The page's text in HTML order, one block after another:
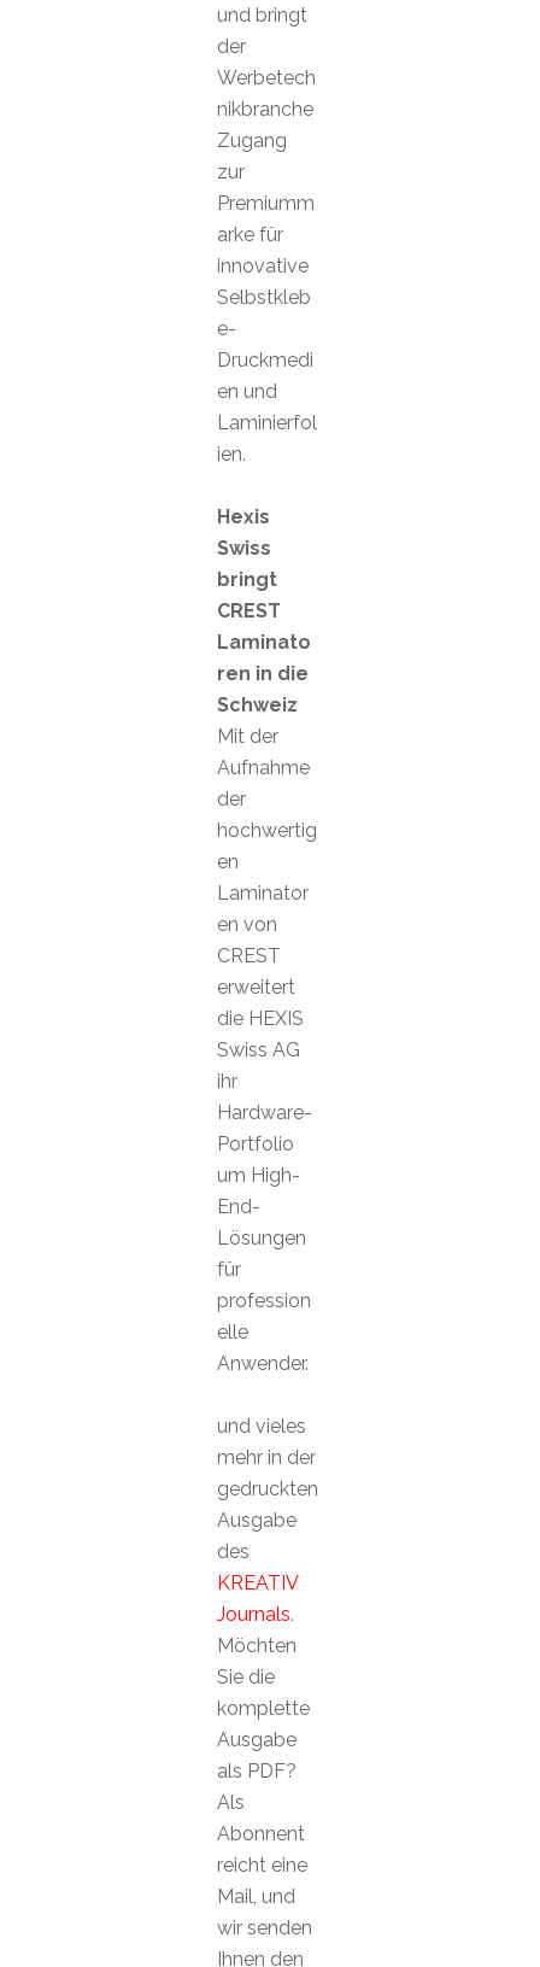
und bringt
der
Werbetech
nikbranche
Zugang
zur
Premiumm
arke für
innovative
Selbstkleb
e-
Druckmedi
en und
Laminierfol
ien.
Hexis
Swiss
bringt
CREST
Laminato
ren in die
Schweiz
Mit der
Aufnahme
der
hochwertig
en
Laminator
en von
CREST
erweitert
die HEXIS
Swiss AG
ihr
Hardware-
Portfolio
um High-
End-
Lösungen
für
profession
elle
Anwender.
und vieles
mehr in der
gedruckten
Ausgabe
des
KREATIV
Journals.
Möchten
Sie die
komplette
Ausgabe
als PDF?
Als
Abonnent
reicht eine
Mail, und
wir senden
Ihnen den